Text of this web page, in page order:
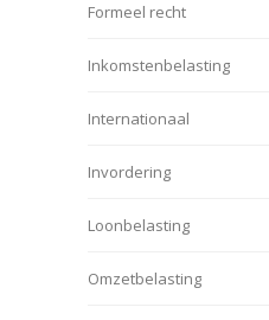
Formeel recht
Inkomstenbelasting
Internationaal
Invordering
Loonbelasting
Omzetbelasting